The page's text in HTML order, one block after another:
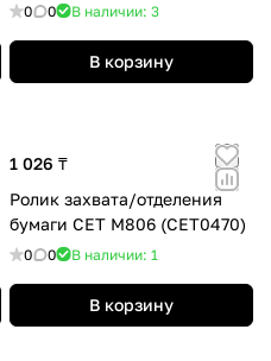
0 0 В наличии: 3
В корзину
1 026 ₸
Ролик захвата/отделения
бумаги CET M806 (CET0470)
0 0 В наличии: 1
В корзину